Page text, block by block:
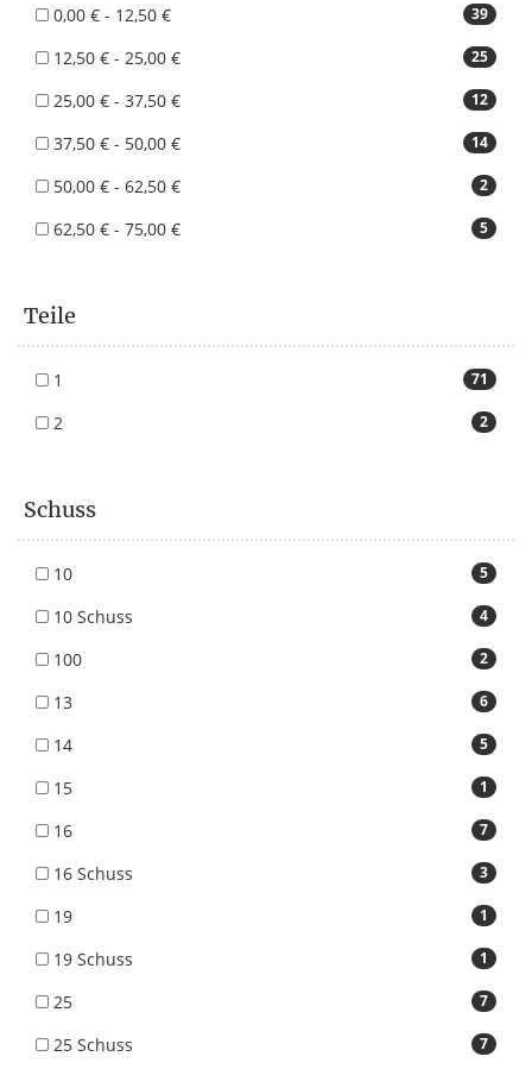
39
0,00 € - 12,50 €
25
12,50 € - 25,00 €
12
25,00 € - 37,50 €
14
37,50 € - 50,00 €
2
50,00 € - 62,50 €
5
62,50 € - 75,00 €
Teile
71
1
2
2
Schuss
5
10
4
10 Schuss
2
100
6
13
5
14
1
15
7
16
3
16 Schuss
1
19
1
19 Schuss
7
25
7
25 Schuss